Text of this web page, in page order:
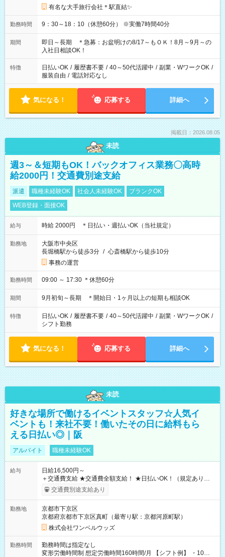
有名な大手旅行会社＊駅直結✨
勤務時間 9：30～18：10（休憩60分） ※実働7時間40分
期間
即日～長期 ＊急募：お盆明けの8/17～もＯＫ！8月～9月～の
入社日相談OK！
特徴 日払いOK / 履歴書不要 / 40～50代活躍中 / 副業・WワークOK /
服装自由 / 電話対応なし
気になる！ 応募する 詳細へ
掲載日：2026.08.05
未読
週3～＆短期もOK！バックオフィス業務〇高時
給2000円！交通費別途支給
派遣 職種未経験OK 社会人未経験OK
ブランクOK
WEB登録・面接OK
給与 時給 2000円 ＊日払い・週払いOK（当社規定）
勤務地
大阪市中央区
長堀橋駅から徒歩3分 / 心斎橋駅から徒歩10分
事務の運営
勤務時間 09:00 ～ 17:30 ＊休憩60分
期間 9月初旬～長期 ＊開始日・1ヶ月以上の短期も相談OK
特徴 日払いOK / 履歴書不要 / 40～50代活躍中 / 副業・WワークOK /
シフト勤務
気になる！ 応募する 詳細へ
未読
好きな場所で働けるイベントスタッフ☆人気イ
ベントも！来社不要！働いたその日に給料もら
える日払い◎｜阪
アルバイト 職種未経験OK
給与
日給16,500円～
＋交通費支給 ★交通費全額支給！ ★日払いOK！（規定あり） ┗
働いたその日に現金GET♪ お仕事後はコンビニATMから 日払
交通費別途支給あり
勤務地
京都市下京区
京都府京都市下京区真町（最寄り駅：京都河原町駅）
株式会社ワンベルウッズ
勤務時間
勤務時間は指定なし
変形労働時間制 想定労働時間160時間/月 【シフト例】 ・10：